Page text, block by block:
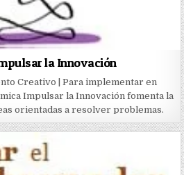
la Innovación
Creativo | Para implementar en
Impulsar la Innovación fomenta la
orientadas a resolver problemas.